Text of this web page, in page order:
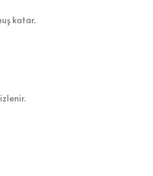
katar.